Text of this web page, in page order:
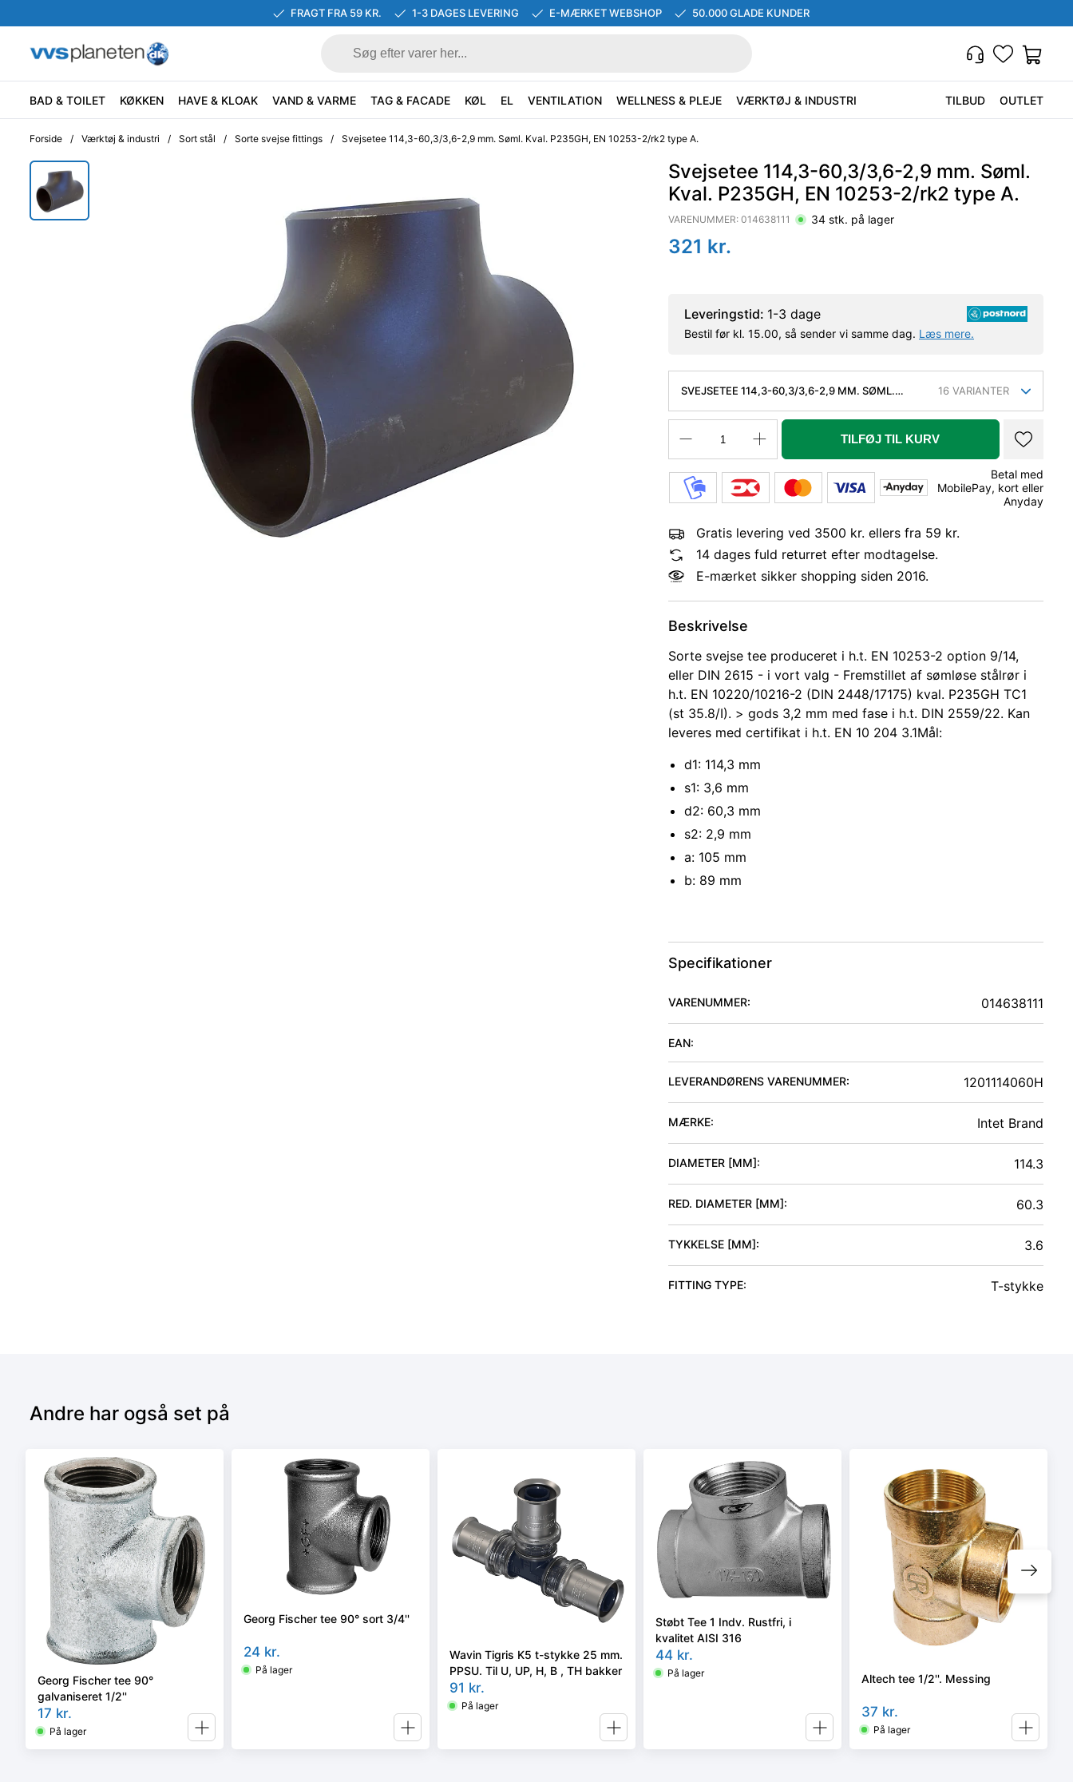
FRAGT FRA 59 KR. 1-3 DAGES LEVERING E-MÆRKET WEBSHOP 50.000 GLADE KUNDER
BAD & TOILET KØKKEN HAVE & KLOAK VAND & VARME TAG & FACADE KØL EL VENTILATION WELLNESS & PLEJE VÆRKTØJ & INDUSTRI TILBUD OUTLET
Forside / Værktøj & industri / Sort stål / Sorte svejse fittings / Svejsetee 114,3-60,3/3,6-2,9 mm. Søml. Kval. P235GH, EN 10253-2/rk2 type A.
Svejsetee 114,3-60,3/3,6-2,9 mm. Søml.
Kval. P235GH, EN 10253-2/rk2 type A.
VARENUMMER: 014638111 34 stk. på lager
321 kr.
Leveringstid: 1-3 dage
Bestil før kl. 15.00, så sender vi samme dag. Læs mere.
SVEJSETEE 114,3-60,3/3,6-2,9 MM. SØML.
16 VARIANTER
TILFØJ TIL KURV
Betal med
MobilePay, kort eller
Anyday
Gratis levering ved 3500 kr. ellers fra 59 kr.
14 dages fuld returret efter modtagelse.
E-mærket sikker shopping siden 2016.
Beskrivelse
Sorte svejse tee produceret i h.t. EN 10253-2 option 9/14,
eller DIN 2615 - i vort valg - Fremstillet af sømløse stålrør i
h.t. EN 10220/10216-2 (DIN 2448/17175) kval. P235GH TC1
(st 35.8/I). > gods 3,2 mm med fase i h.t. DIN 2559/22. Kan
leveres med certifikat i h.t. EN 10 204 3.1Mål:
d1: 114,3 mm
s1: 3,6 mm
d2: 60,3 mm
s2: 2,9 mm
a: 105 mm
b: 89 mm
Specifikationer
VARENUMMER: 014638111
EAN:
LEVERANDØRENS VARENUMMER: 1201114060H
MÆRKE: Intet Brand
DIAMETER [MM]: 114.3
RED. DIAMETER [MM]: 60.3
TYKKELSE [MM]: 3.6
FITTING TYPE: T-stykke
Andre har også set på
Georg Fischer tee 90°
galvaniseret 1/2''
17 kr.
På lager
Georg Fischer tee 90° sort 3/4''
24 kr.
På lager
Wavin Tigris K5 t-stykke 25 mm.
PPSU. Til U, UP, H, B , TH bakker
91 kr.
På lager
Støbt Tee 1 Indv. Rustfri, i
kvalitet AISI 316
44 kr.
På lager Altech tee 1/2''. Messing
37 kr.
På lager